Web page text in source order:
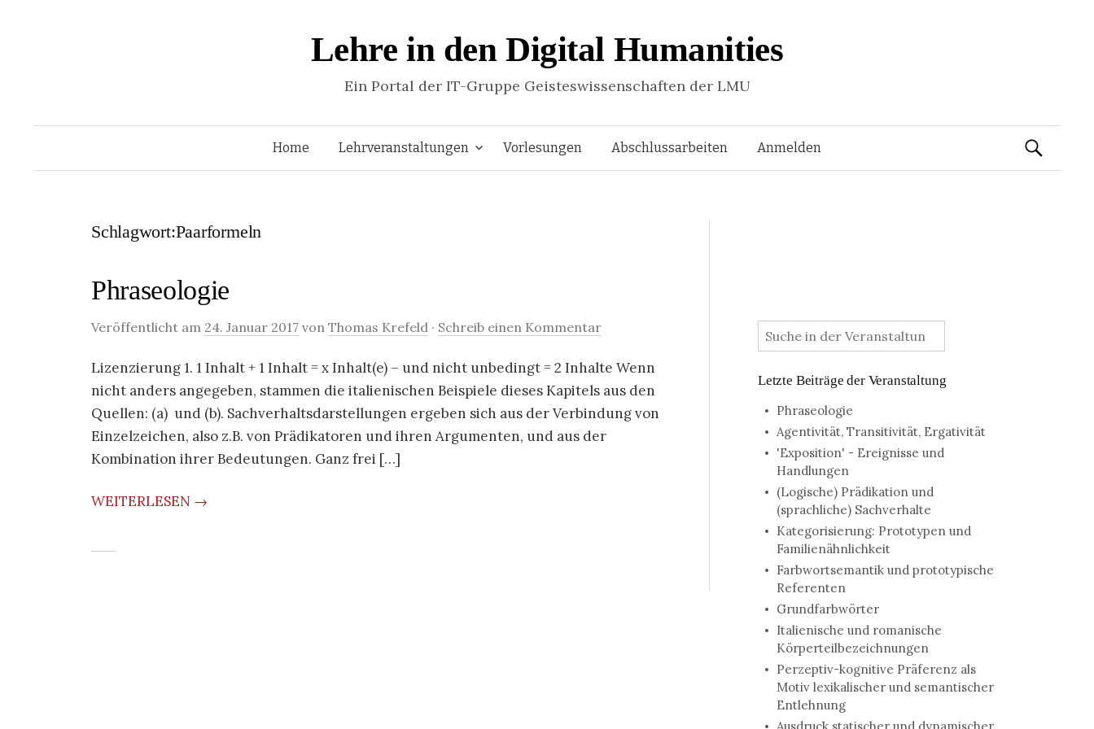
Lehre in den Digital Humanities
Ein Portal der IT-Gruppe Geisteswissenschaften der LMU
Springe
Home Lehrveranstaltungen Vorlesungen Abschlussarbeiten Anmelden Suchen
Schlagwort:Paarformeln
Phraseologie
Veröffentlicht am 24. Januar 2017 von Thomas Krefeld · Schreib einen Kommentar
Lizenzierung 1. 1 Inhalt + 1 Inhalt = x Inhalt(e) – und nicht unbedingt = 2 Inhalte Wenn
nicht anders angegeben, stammen die italienischen Beispiele dieses Kapitels aus den
Quellen: (a) und (b). Sachverhaltsdarstellungen ergeben sich aus der Verbindung von
Einzelzeichen, also z.B. von Prädikatoren und ihren Argumenten, und aus der
Kombination ihrer Bedeutungen. Ganz frei […]
WEITERLESEN →
:
Letzte Beiträge der Veranstaltung
Phraseologie
Agentivität, Transitivität, Ergativität
'Exposition' - Ereignisse und
Handlungen
(Logische) Prädikation und
(sprachliche) Sachverhalte
Kategorisierung: Prototypen und
Familienähnlichkeit
Farbwortsemantik und prototypische
Referenten
Grundfarbwörter
Italienische und romanische
Körperteilbezeichnungen
Perzeptiv-kognitive Präferenz als
Motiv lexikalischer und semantischer
Entlehnung